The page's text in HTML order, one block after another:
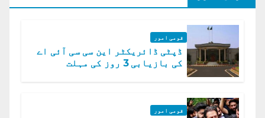
قومی امور
ڈپٹی ڈائریکٹر این سی سی آئی اے
کی بازیابی 3 روز کی مہلت
قومی امور